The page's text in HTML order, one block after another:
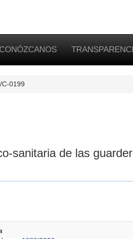
CONÓZCANOS
C-0199
sanitaria de las